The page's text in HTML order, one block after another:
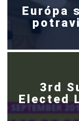
Európa
3rd
Elected